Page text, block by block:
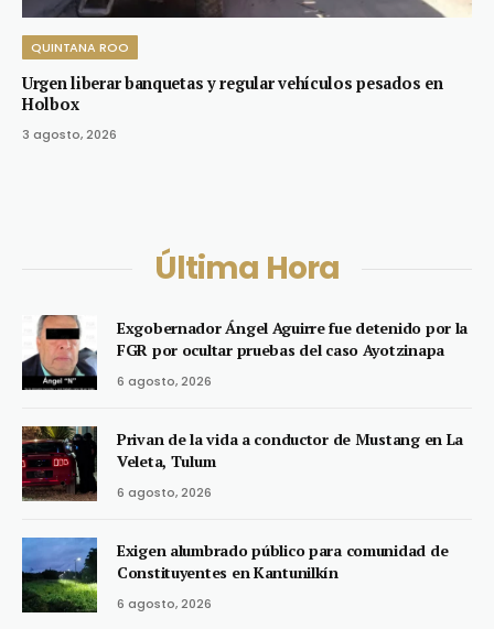
QUINTANA ROO
Urgen liberar banquetas y regular vehículos pesados en
Holbox
3 agosto, 2026
Última Hora
Exgobernador Ángel Aguirre fue detenido por la
FGR por ocultar pruebas del caso Ayotzinapa
6 agosto, 2026
Privan de la vida a conductor de Mustang en La
Veleta, Tulum
6 agosto, 2026
Exigen alumbrado público para comunidad de
Constituyentes en Kantunilkín
6 agosto, 2026